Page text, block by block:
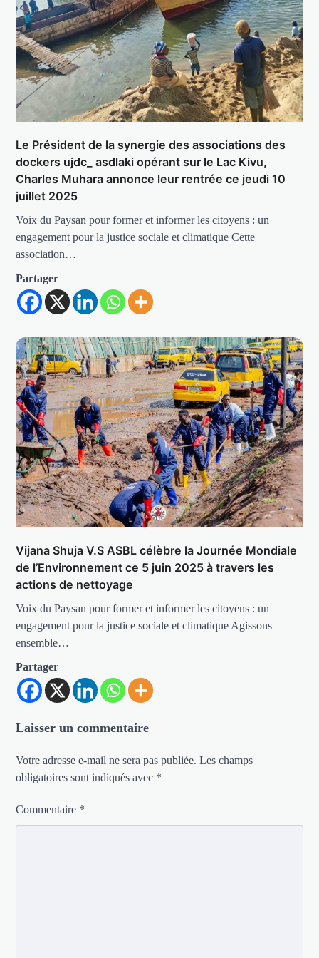
Le Président de la synergie des associations des
dockers ujdc_ asdlaki opérant sur le Lac Kivu,
Charles Muhara annonce leur rentrée ce jeudi 10
juillet 2025
Voix du Paysan pour former et informer les citoyens : un
engagement pour la justice sociale et climatique Cette
association…
Partager
Vijana Shuja V.S ASBL célèbre la Journée Mondiale
de l’Environnement ce 5 juin 2025 à travers les
actions de nettoyage
Voix du Paysan pour former et informer les citoyens : un
engagement pour la justice sociale et climatique Agissons
ensemble…
Partager
Laisser un commentaire
Votre adresse e-mail ne sera pas publiée. Les champs
obligatoires sont indiqués avec *
Commentaire *